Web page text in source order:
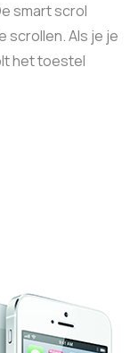
smart scrol
scrollen. Als je je
het toestel